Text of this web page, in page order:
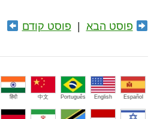
פוסט הבא פוסט קודם
Español
English
Português
中文
हिंदी